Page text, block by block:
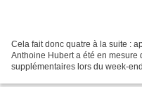
Cela fait donc quatre à la suite :
Anthoine Hubert a été en mesure
supplémentaires lors du week-